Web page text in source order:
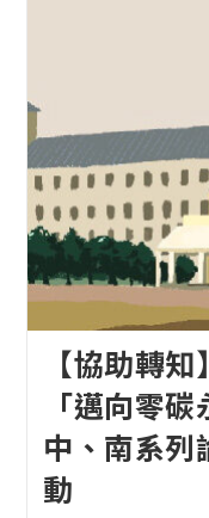
【協助轉
「邁向零
中、南系列
動